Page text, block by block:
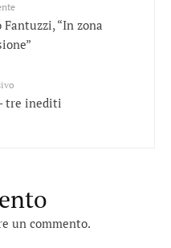
“In zona
tre inediti
un commento.